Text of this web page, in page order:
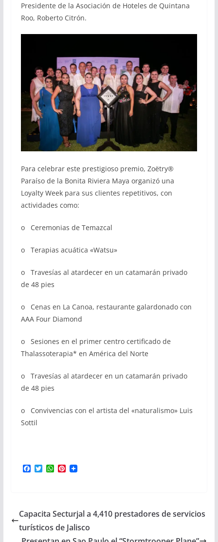
Presidente de la Asociación de Hoteles de Quintana
Roo, Roberto Citrón.
Para celebrar este prestigioso premio, Zoëtry®
Paraíso de la Bonita Riviera Maya organizó una
Loyalty Week para sus clientes repetitivos, con
actividades como:
o Ceremonias de Temazcal
o Terapias acuática «Watsu»
o Travesías al atardecer en un catamarán privado
de 48 pies
o Cenas en La Canoa, restaurante galardonado con
AAA Four Diamond
o Sesiones en el primer centro certificado de
Thalassoterapia* en América del Norte
o Travesías al atardecer en un catamarán privado
de 48 pies
o Convivencias con el artista del «naturalismo» Luis
Sottil
F
o
k
T
r
W
p
p
P
e
s
t
Capacita Secturjal a 4,410 prestadores de servicios
turísticos de Jalisco